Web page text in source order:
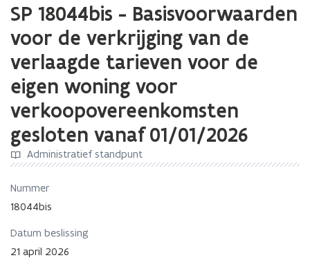
zich
op:
18044bis
Basisvoorwaarden
voor
verkrijging
de
verlaagde
voor
SP 18044bis - Basisvoorwaarden
voor de verkrijging van de
verlaagde tarieven voor de
eigen woning voor
verkoopovereenkomsten
gesloten vanaf 01/01/2026
Administratief standpunt
Nummer
18044bis
Datum beslissing
21 april 2026